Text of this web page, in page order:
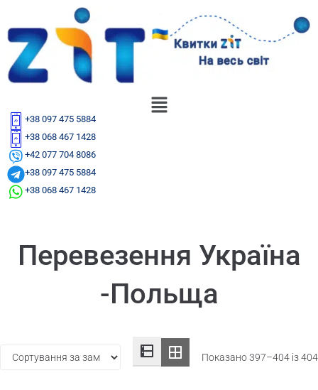
+38 097 475 5884
+38 068 467 1428
+42 077 704 8086
+38 097 475 5884
+38 068 467 1428
Перевезення Україна
-Польща
Показано 397–404 із 404